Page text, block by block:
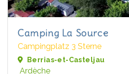
Camping La Source
Campingplatz 3 Sterne
Berrias-et-Casteljau
Ardèche